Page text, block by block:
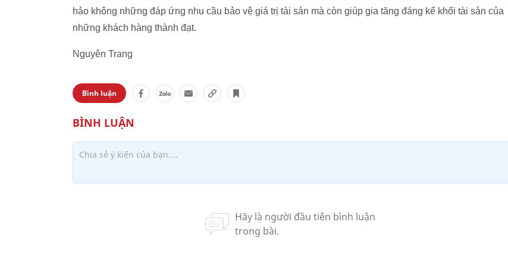
hảo không những đáp ứng nhu cầu bảo vệ giá trị tài sản mà còn giúp gia tăng đáng kể khối tài sản của
những khách hàng thành đạt.
Nguyên Trang
Bình luận